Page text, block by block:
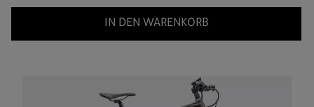
IN DEN WARENKORB